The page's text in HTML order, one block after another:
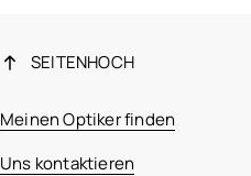
SEITENHOCH
Meinen Optiker finden
Uns kontaktieren